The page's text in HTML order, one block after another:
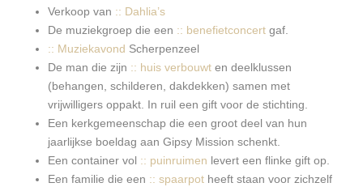
Verkoop van :: Dahlia’s
De muziekgroep die een :: benefietconcert gaf.
:: Muziekavond Scherpenzeel
De man die zijn :: huis verbouwt en deelklussen
(behangen, schilderen, dakdekken) samen met
vrijwilligers oppakt. In ruil een gift voor de stichting.
Een kerkgemeenschap die een groot deel van hun
jaarlijkse boeldag aan Gipsy Mission schenkt.
Een container vol :: puinruimen levert een flinke gift op.
Een familie die een :: spaarpot heeft staan voor zichzelf